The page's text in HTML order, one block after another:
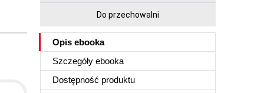
Do przechowalni
Opis ebooka
Szczegóły ebooka
Dostępność produktu